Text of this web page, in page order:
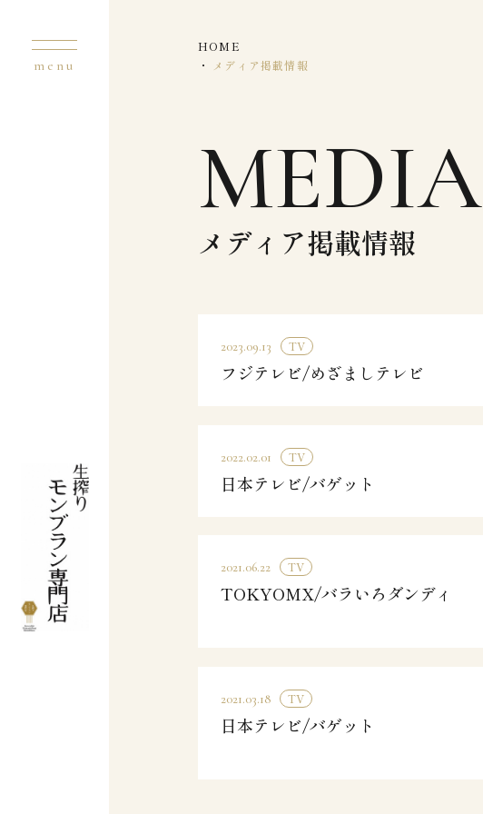
HOME
メディア掲載情報
MEDIA
メディア掲載情報
2023.09.13 TV
フジテレビ/めざましテレビ
2022.02.01 TV
日本テレビ/バゲット
2021.06.22 TV
TOKYOMX/バラいろダンディ
2021.03.18 TV
日本テレビ/バゲット